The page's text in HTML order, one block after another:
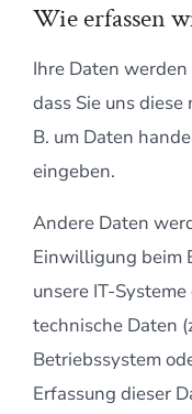
Wie erfassen
Ihre Daten
dass Sie uns
B. um Daten
eingeben.
Andere Daten
Einwilligung beim
unsere IT-
technische Daten
Betriebssystem
Erfassung dieser